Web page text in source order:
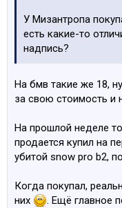
У Мизантропа
есть какие-то
надпись?
На бмв такие же 18,
за свою стоимость и
На прошлой неделе
продается купил на
убитой snow pro b2,
Когда покупал,
них
. Ещё главное